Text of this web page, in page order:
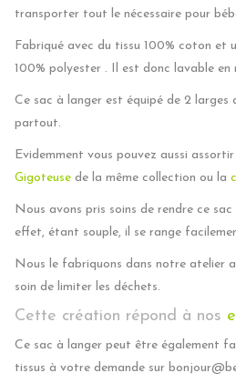
transporter tout le nécessaire pour
Fabriqué avec du tissu 100% coton et
100% polyester . Il est donc lavable en
Ce sac à langer est équipé de 2 larges
partout.
Evidemment vous pouvez aussi
Gigoteuse de la même collection ou la
Nous avons pris soins de rendre ce
effet, étant souple, il se range
Nous le fabriquons dans notre atelier
soin de limiter les déchets.
Cette création répond à nos
Ce sac à langer peut être également
tissus à votre demande sur